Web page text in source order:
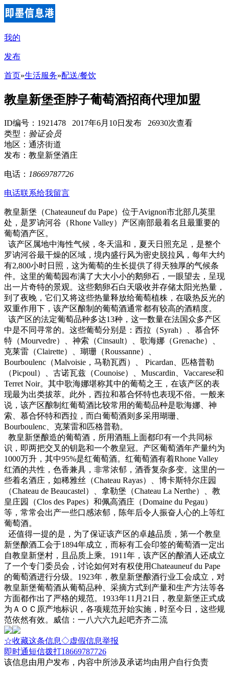
我的
发布
首页»生活服务»配送/餐饮
教皇新堡歪脖子葡萄酒招商代理加盟
ID编号：1921478 2017年6月10日发布 26930次查看
类型： 验证会员
地区：通济街道
发布：教皇新堡酒庄
电话： 18669787726
电话联系给我留言
教皇新堡（Chateauneuf du Pape）位于Avignon市北部几英里
处，是罗讷河谷（Rhone Valley）产区南部最着名且最重要的
葡萄酒产区。
该产区属地中海性气候，冬天温和，夏天日照充足，是整个
罗讷河谷最干燥的区域，境内盛行风为密史脱拉风，每年大约
有2,800小时日照，这为葡萄的生长提供了得天独厚的气候条
件。这里的葡萄园布满了大大小小的鹅卵石，一眼望去，呈现
出一片奇特的景观。这些鹅卵石白天吸收并存储太阳光热量，
到了夜晚，它们又将这些热量释放给葡萄植株，在吸热反光的
双重作用下，该产区酿制的葡萄酒通常都有较高的酒精度。
该产区的法定葡萄品种多达13种，这一数量在法国众多产区
中是不同寻常的。这些葡萄分别是：西拉（Syrah）、慕合怀
特（Mourvedre）、神索（Cinsault）、歌海娜（Grenache）、
克莱雷（Clairette）、瑚珊（Roussanne）、
Bourboulenc（Malvoisie，马勒瓦西）、 Picardan、匹格普勒
（Picpoul）、古诺瓦兹（Counoise）、Muscardin、Vaccarese和
Terret Noir。其中歌海娜堪称其中的葡萄之王，在该产区的表
现最为出类拔萃。此外，西拉和慕合怀特也表现不俗。一般来
说，该产区酿制红葡萄酒比较常用的葡萄品种是歌海娜、神
索、慕合怀特和西拉，而白葡萄酒则多采用瑚珊、
Bourboulenc、克莱雷和匹格普勒。
教皇新堡酿造的葡萄酒，所用酒瓶上面都印有一个共同标
识，即两把交叉的钥匙和一个教皇冠。产区葡萄酒年产量约为
1000万升，其中95%是红葡萄酒。红葡萄酒有着Rhone Valley
红酒的共性，色香兼具，非常浓郁，酒香复杂多变。这里的一
些着名酒庄，如稀雅丝（Chateau Rayas）、博卡斯特尔庄园
（Chateau de Beaucastel）、拿勒堡（Chateau La Nerthe）、教
皇庄园（Clos des Papes）和佩高酒庄（Domaine du Pegau）
等，常常会出产一些口感浓郁，陈年后令人振奋人心的上等红
葡萄酒。
还值得一提的是，为了保证该产区的卓越品质，第一个教皇
新堡酿酒工会于1894年成立，而标有工会印签的葡萄酒一定出
自教皇新堡村，且品质上乘。1911年，该产区的酿酒人还成立
了一个专门委员会，讨论如何对有权使用Chateauneuf du Pape
的葡萄酒进行分级。1923年，教皇新堡酿酒行业工会成立，对
教皇新堡葡萄酒从葡萄品种、采摘方式到产量和生产方法等各
方面都作出了严格的规范。1933年11月21日，教皇新堡正式成
为ＡＯＣ原产地标识，各项规范开始实施，时至今日，这些规
范依然有效。威信：一八六六九起吧齐齐二流
☆收藏这条信息◇虚假信息举报
即时通短信拨打18669787726
该信息由用户发布，内容中所涉及承诺均由用户自行负责